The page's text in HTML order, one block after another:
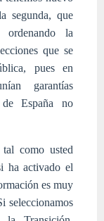
segunda, que
la
que se
pues en
garantías
España no
como usted
ha activado el
es muy
seleccionamos